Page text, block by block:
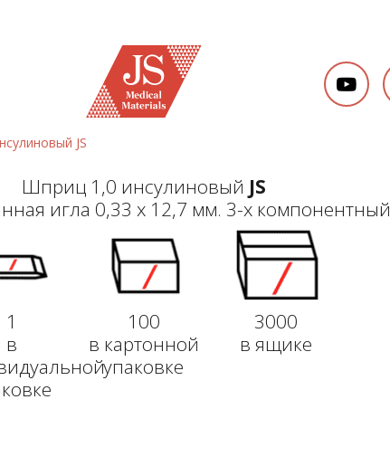
JS
Шприц 1,0 инсулиновый JS
игла 0,33 x 12,7 мм. 3-х компонентный
1
в
100
в картонной
упаковке
3000
в ящике